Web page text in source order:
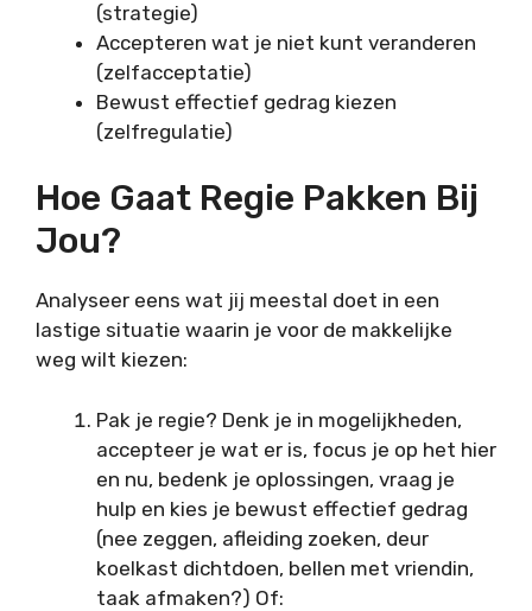
(strategie)
Accepteren wat je niet kunt veranderen
(zelfacceptatie)
Bewust effectief gedrag kiezen
(zelfregulatie)
Hoe Gaat Regie Pakken Bij
Jou?
Analyseer eens wat jij meestal doet in een
lastige situatie waarin je voor de makkelijke
weg wilt kiezen:
Pak je regie? Denk je in mogelijkheden,
accepteer je wat er is, focus je op het hier
en nu, bedenk je oplossingen, vraag je
hulp en kies je bewust effectief gedrag
(nee zeggen, afleiding zoeken, deur
koelkast dichtdoen, bellen met vriendin,
taak afmaken?) Of: